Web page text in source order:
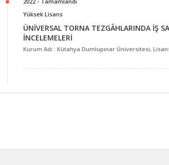
Yüksek Lisans
ÜNİVERSAL TORNA TEZGÂHLARINDA İŞ
İNCELEMELERİ
Kurum Adı : Kütahya Dumlupınar Üniversitesi,